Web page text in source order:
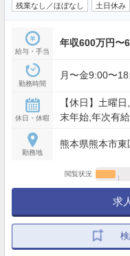
残業なし／ほぼなし
土日休み
給与・手当
年収600万円〜
勤務時間
月〜金9:00〜
休日・休暇
【休日】土曜
末年始,年次有
勤務地
熊本県熊本市東
閲覧状況
求